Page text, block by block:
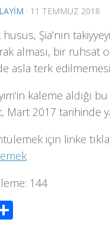
· 11 TEMMUZ 2018
husus, Şia’nın
alması, bir ruhsat
asla terk
kaleme aldığı
Mart 2017 tarihinde
için linke
144